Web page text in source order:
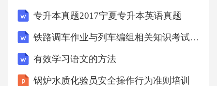
为，纠正违规操作；班后检查设备关闭、电源
切断及现场整洁；组织班组安全活动，及时报
告安全隐患及事故，配合整改。四级责任体
系：层层落实安全构建“企业主体责任、车间主
专升本真题2017宁夏专升本英语真题
铁路调车作业与列车编组相关知识考试试卷
有效学习语文的方法
锅炉水质化验员安全操作行为准则培训